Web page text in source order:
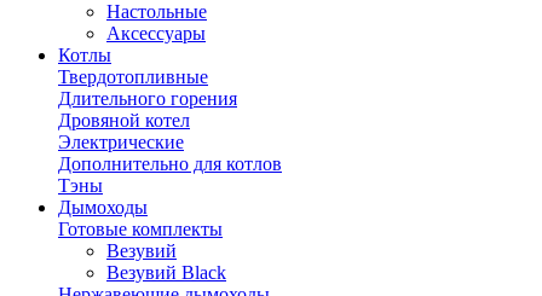
Настольные
Аксессуары
Котлы
Твердотопливные
Длительного горения
Дровяной котел
Электрические
Дополнительно для котлов
Тэны
Дымоходы
Готовые комплекты
Везувий
Везувий Black